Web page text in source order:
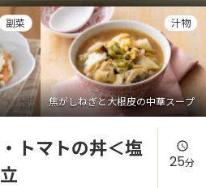
合わせ
は
副菜
焦がしねぎと大根皮の中華スープ
汁物
トマトの丼＜塩
25分